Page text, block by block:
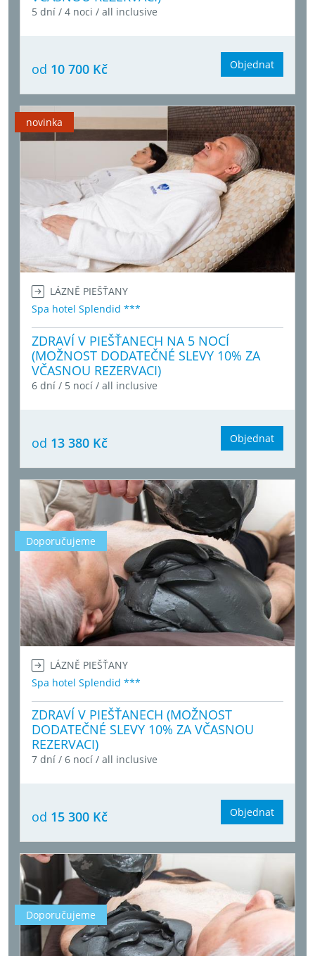
5 dní / 4 noci / all inclusive
od 10 700 Kč Objednat
novinka
LÁZNĚ PIEŠŤANY
Spa hotel Splendid ***
ZDRAVÍ V PIEŠŤANECH NA 5 NOCÍ
(MOŽNOST DODATEČNÉ SLEVY 10% ZA
VČASNOU REZERVACI)
6 dní / 5 nocí / all inclusive
od 13 380 Kč Objednat
Doporučujeme
LÁZNĚ PIEŠŤANY
Spa hotel Splendid ***
ZDRAVÍ V PIEŠŤANECH (MOŽNOST
DODATEČNÉ SLEVY 10% ZA VČASNOU
REZERVACI)
7 dní / 6 nocí / all inclusive
od 15 300 Kč Objednat
Doporučujeme